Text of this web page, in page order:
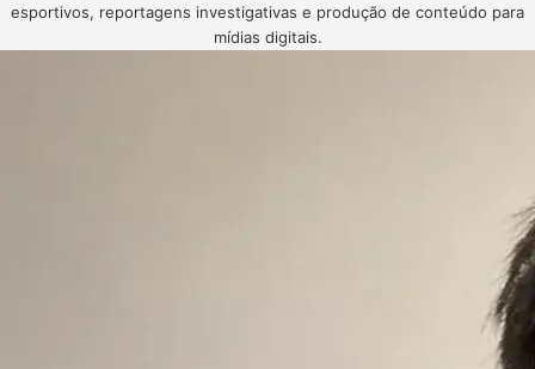
esportivos, reportagens investigativas e produção de conteúdo para
mídias digitais.